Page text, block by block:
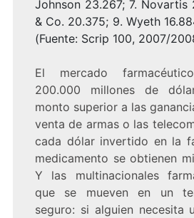
Johnson 23.267; 7. Novartis
& Co. 20.375; 9. Wyeth
(Fuente: Scrip 100, 2007/
El mercado
200.000 millones de
monto superior a las
venta de armas o las
cada dólar invertido en la
medicamento se obtienen
Y las multinacionales
que se mueven en un
seguro: si alguien necesita